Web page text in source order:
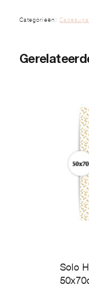
Categorieën:
Solo